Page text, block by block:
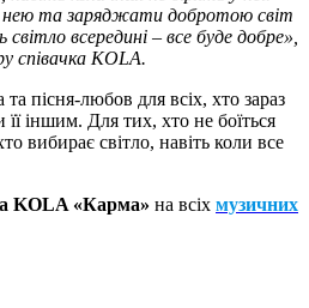
нею та заряджати добротою світ
всередині – все буде добре»,
співачка KOLA.
пісня-любов для всіх, хто зараз
іншим. Для тих, хто не боїться
вибирає світло, навіть коли все
KOLA «Карма» на всіх музичних